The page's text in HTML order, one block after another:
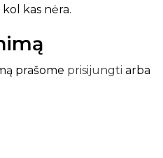
kas nėra.
prašome prisijungti arba